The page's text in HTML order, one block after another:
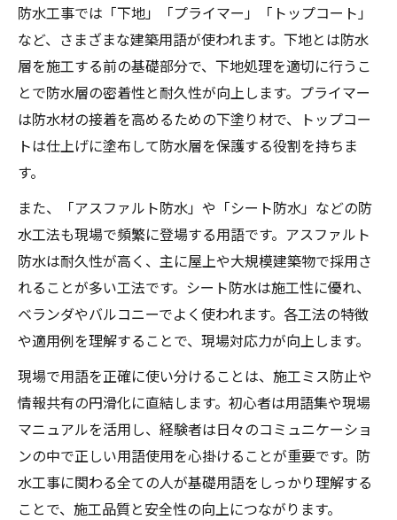
防水工事では「下地」「プライマー」「トップコート」
など、さまざまな建築用語が使われます。下地とは防水
層を施工する前の基礎部分で、下地処理を適切に行うこ
とで防水層の密着性と耐久性が向上します。プライマー
は防水材の接着を高めるための下塗り材で、トップコー
トは仕上げに塗布して防水層を保護する役割を持ちま
す。
また、「アスファルト防水」や「シート防水」などの防
水工法も現場で頻繁に登場する用語です。アスファルト
防水は耐久性が高く、主に屋上や大規模建築物で採用さ
れることが多い工法です。シート防水は施工性に優れ、
ベランダやバルコニーでよく使われます。各工法の特徴
や適用例を理解することで、現場対応力が向上します。
現場で用語を正確に使い分けることは、施工ミス防止や
情報共有の円滑化に直結します。初心者は用語集や現場
マニュアルを活用し、経験者は日々のコミュニケーショ
ンの中で正しい用語使用を心掛けることが重要です。防
水工事に関わる全ての人が基礎用語をしっかり理解する
ことで、施工品質と安全性の向上につながります。